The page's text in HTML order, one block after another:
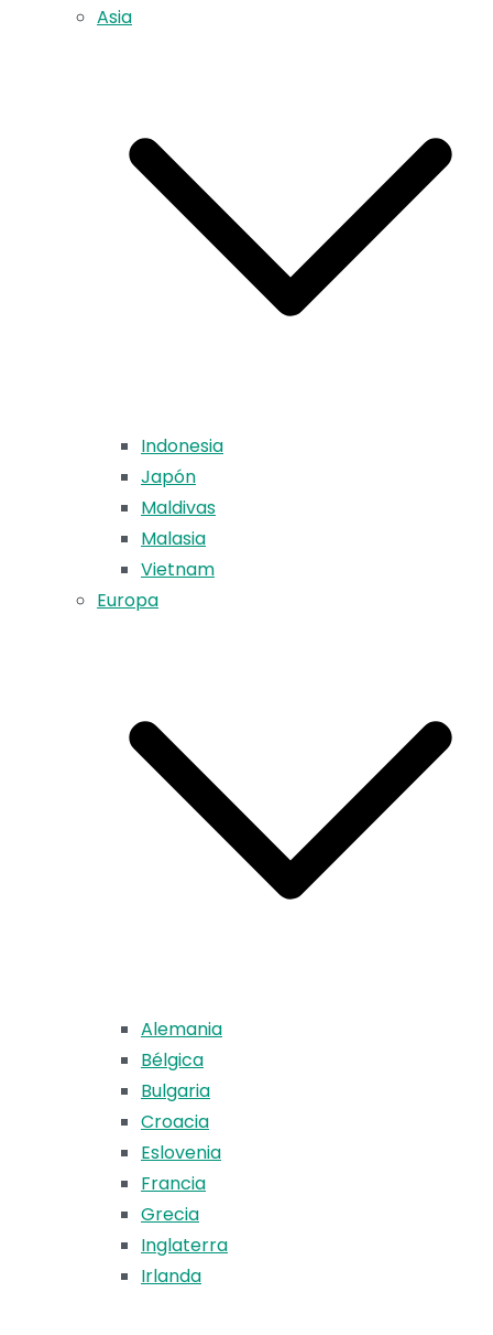
Asia
Indonesia
Japón
Maldivas
Malasia
Vietnam
Europa
Alemania
Bélgica
Bulgaria
Croacia
Eslovenia
Francia
Grecia
Inglaterra
Irlanda